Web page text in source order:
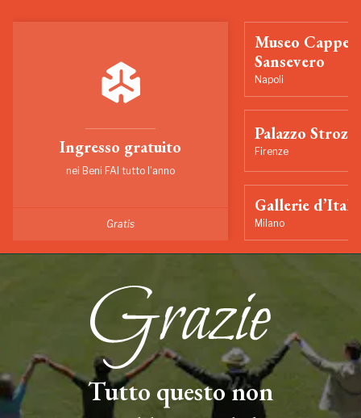
Ingresso gratuito
nei Beni FAI tutto l'anno
Gratis
Museo
Sansevero
Napoli
Palazzo Strozzi
Firenze
Gallerie
Milano
Tutto questo non